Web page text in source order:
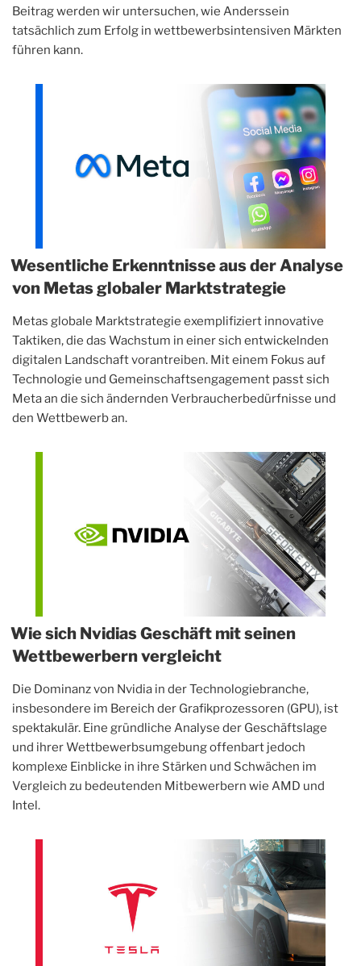
Beitrag werden wir untersuchen, wie Anderssein
tatsächlich zum Erfolg in wettbewerbsintensiven Märkten
führen kann.
Wesentliche Erkenntnisse aus der Analyse
von Metas globaler Marktstrategie
Metas globale Marktstrategie exemplifiziert innovative
Taktiken, die das Wachstum in einer sich entwickelnden
digitalen Landschaft vorantreiben. Mit einem Fokus auf
Technologie und Gemeinschaftsengagement passt sich
Meta an die sich ändernden Verbraucherbedürfnisse und
den Wettbewerb an.
Wie sich Nvidias Geschäft mit seinen
Wettbewerbern vergleicht
Die Dominanz von Nvidia in der Technologiebranche,
insbesondere im Bereich der Grafikprozessoren (GPU), ist
spektakulär. Eine gründliche Analyse der Geschäftslage
und ihrer Wettbewerbsumgebung offenbart jedoch
komplexe Einblicke in ihre Stärken und Schwächen im
Vergleich zu bedeutenden Mitbewerbern wie AMD und
Intel.